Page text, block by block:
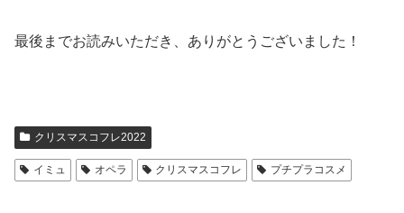
最後までお読みいただき、ありがとうございました！
クリスマスコフレ2022
イミュ オペラ クリスマスコフレ プチプラコスメ